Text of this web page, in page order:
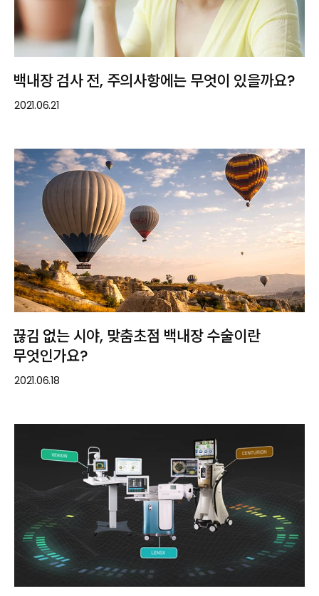
백내장 검사 전, 주의사항에는 무엇이 있을까요?
2021.06.21
끊김 없는 시야, 맞춤초점 백내장 수술이란
무엇인가요?
2021.06.18